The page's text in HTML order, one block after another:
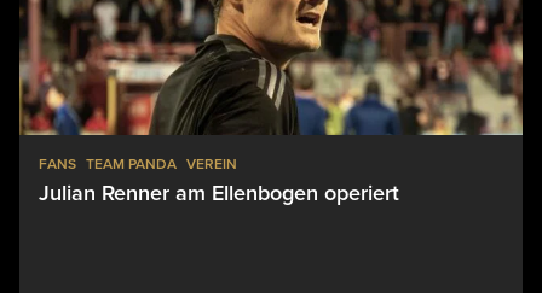
FANS TEAM PANDA VEREIN
Julian Renner am Ellenbogen operiert